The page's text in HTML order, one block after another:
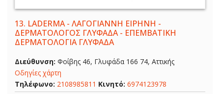
13. LADERMA - ΛΑΓΟΓΙΑΝΝΗ ΕΙΡΗΝΗ -
ΔΕΡΜΑΤΟΛΟΓΟΣ ΓΛΥΦΑΔΑ - ΕΠΕΜΒΑΤΙΚΗ
ΔΕΡΜΑΤΟΛΟΓΙΑ ΓΛΥΦΑΔΑ
Διεύθυνση: Φοίβης 46, Γλυφάδα 166 74, Αττικής
Οδηγίες χάρτη
Τηλέφωνο: 2108985811 Κινητό: 6974123978